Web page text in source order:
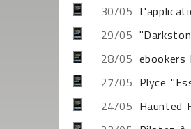
30/05
29/05
28/05
27/05 Plyce
24/05 Haunted